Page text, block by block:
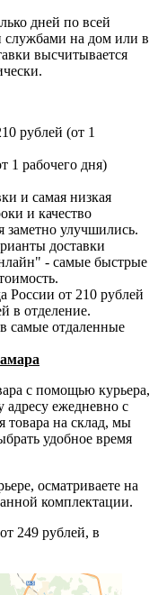
дней по всей
службами на дом или в
высчитывается
рублей (от 1
1 рабочего дня)
и самая низкая
и качество
заметно улучшились.
доставки
- самые быстрые
России от 210 рублей
в отделение.
самые отдаленные
с помощью курьера,
адресу ежедневно с
товара на склад, мы
удобное время
осматриваете на
комплектации.
249 рублей, в